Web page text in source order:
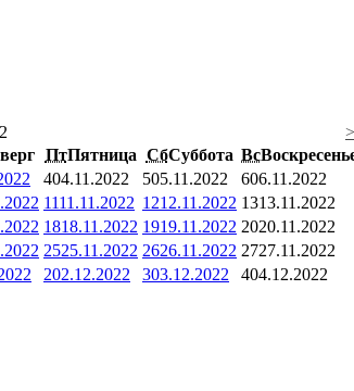
>
ПтПятница СбСуббота Вс
404.11.2022 505.11.2022 606.11.2022
1111.11.2022 1212.11.2022 1313.11.2022
1818.11.2022 1919.11.2022 2020.11.2022
2525.11.2022 2626.11.2022 2727.11.2022
202.12.2022 303.12.2022 404.12.2022